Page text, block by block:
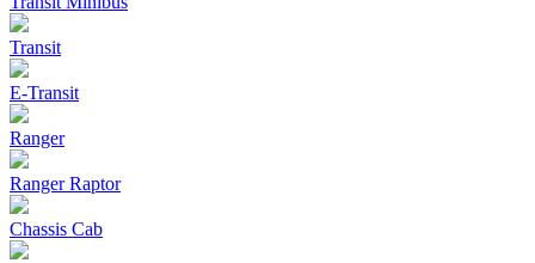
Transit
E-Transit
Ranger
Ranger Raptor
Chassis Cab